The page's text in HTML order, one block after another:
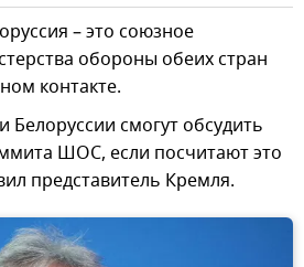
– это союзное
обороны обеих стран
контакте.
Белоруссии смогут обсудить
ШОС, если посчитают это
представитель Кремля.